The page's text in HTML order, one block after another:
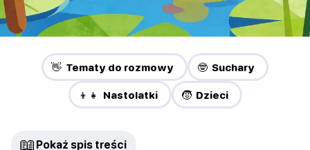
👋 Tematy do rozmowy 🤓 Suchary
👦👧 Nastolatki 🧒 Dzieci
📖 Pokaż spis treści